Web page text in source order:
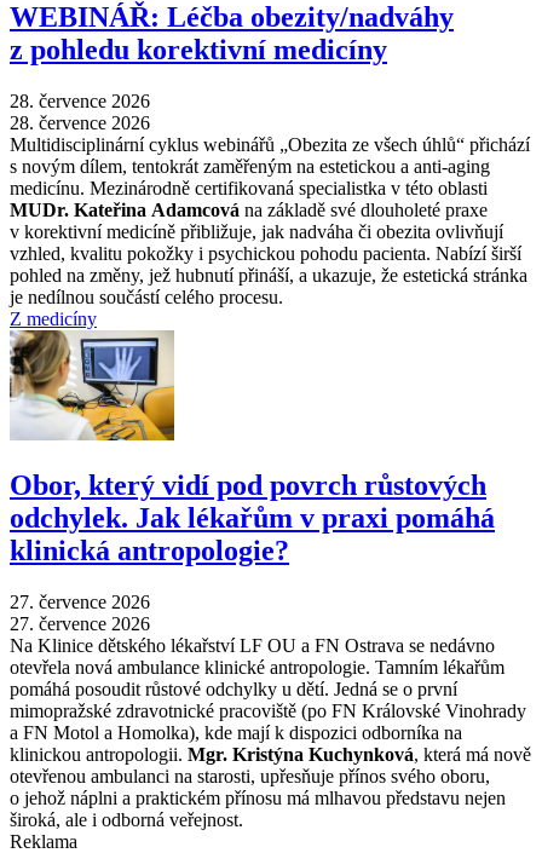
WEBINÁŘ: Léčba obezity/nadváhy
z pohledu korektivní medicíny
28. července 2026
28. července 2026
Multidisciplinární cyklus webinářů „Obezita ze všech úhlů“ přichází
s novým dílem, tentokrát zaměřeným na estetickou a anti-aging
medicínu. Mezinárodně certifikovaná specialistka v této oblasti
MUDr. Kateřina Adamcová na základě své dlouholeté praxe
v korektivní medicíně přibližuje, jak nadváha či obezita ovlivňují
vzhled, kvalitu pokožky i psychickou pohodu pacienta. Nabízí širší
pohled na změny, jež hubnutí přináší, a ukazuje, že estetická stránka
je nedílnou součástí celého procesu.
Z medicíny
Obor, který vidí pod povrch růstových
odchylek. Jak lékařům v praxi pomáhá
klinická antropologie?
27. července 2026
27. července 2026
Na Klinice dětského lékařství LF OU a FN Ostrava se nedávno
otevřela nová ambulance klinické antropologie. Tamním lékařům
pomáhá posoudit růstové odchylky u dětí. Jedná se o první
mimopražské zdravotnické pracoviště (po FN Královské Vinohrady
a FN Motol a Homolka), kde mají k dispozici odborníka na
klinickou antropologii. Mgr. Kristýna Kuchynková, která má nově
otevřenou ambulanci na starosti, upřesňuje přínos svého oboru,
o jehož náplni a praktickém přínosu má mlhavou představu nejen
široká, ale i odborná veřejnost.
Reklama